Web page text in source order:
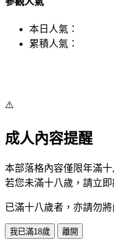
本日人氣：
累積人氣：
⚠️
成人內容提醒
本部落格內容僅限年滿十
若您未滿十八歲，請立即
已滿十八歲者，亦請勿
我已滿18歲 離開